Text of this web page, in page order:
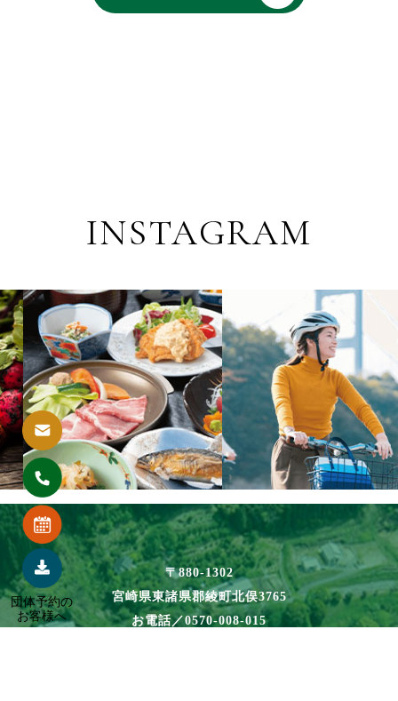
団体予約の
お客様へ
INSTAGRAM
〒880-1302
宮崎県東諸県郡綾町北俣3765
お電話／0570-008-015